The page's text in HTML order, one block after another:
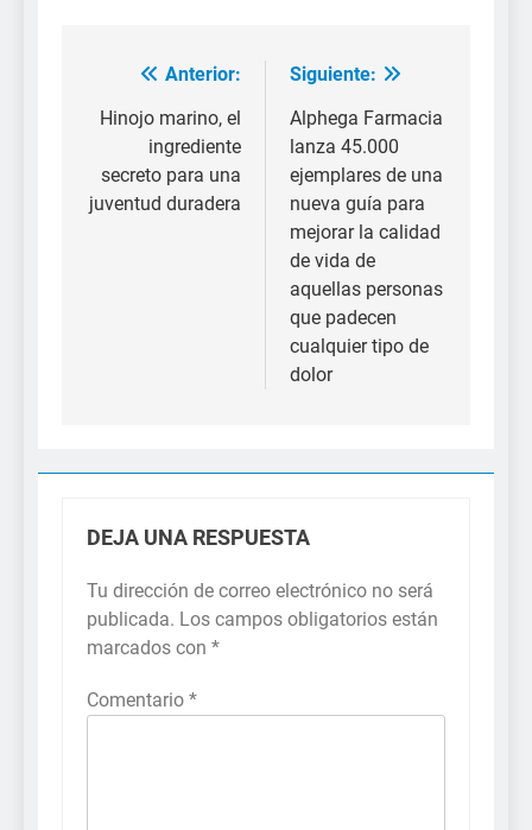
Navegación
de
entradas
Anterior:
Hinojo marino, el
ingrediente
secreto para una
juventud duradera
Siguiente:
Alphega Farmacia
lanza 45.000
ejemplares de una
nueva guía para
mejorar la calidad
de vida de
aquellas personas
que padecen
cualquier tipo de
dolor
DEJA UNA RESPUESTA
Tu dirección de correo electrónico no será
publicada. Los campos obligatorios están
marcados con *
Comentario *